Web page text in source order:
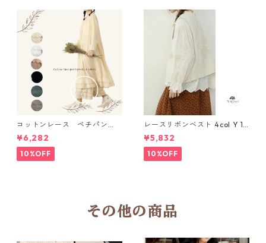
コットンレース ペチパン
ツ 6 colors R2020131
¥6,282
10%OFF
レースリボンベスト 4col Y 111
15
¥5,832
10%OFF
その他の商品